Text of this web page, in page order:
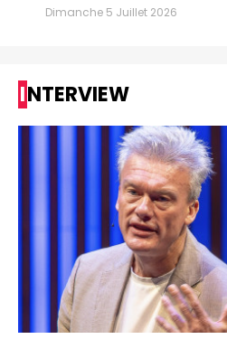
Dimanche 5 Juillet 2026
INTERVIEW